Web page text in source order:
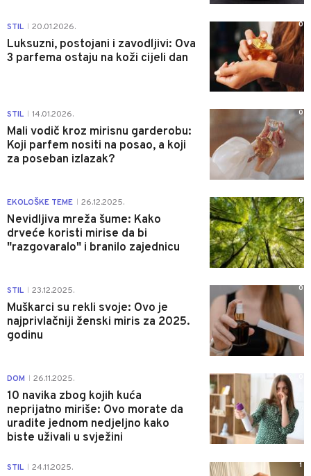
STIL 20.01.2026.
Luksuzni, postojani i zavodljivi: Ova
3 parfema ostaju na koži cijeli dan
0
STIL 14.01.2026.
Mali vodič kroz mirisnu garderobu:
Koji parfem nositi na posao, a koji
za poseban izlazak?
0
EKOLOŠKE TEME 26.12.2025.
Nevidljiva mreža šume: Kako
drveće koristi mirise da bi
"razgovaralo" i branilo zajednicu
0
STIL 23.12.2025.
Muškarci su rekli svoje: Ovo je
najprivlačniji ženski miris za 2025.
godinu
0
DOM 26.11.2025.
10 navika zbog kojih kuća
neprijatno miriše: Ovo morate da
uradite jednom nedjeljno kako
biste uživali u svježini
STIL 24.11.2025. 1